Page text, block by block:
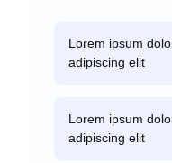
Lorem ipsum
adipiscing elit
Lorem ipsum
adipiscing elit